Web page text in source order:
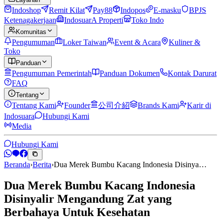
Indoshop Remit Kilat Pay88 Indopos E-masku
BPJS
Ketenagakerjaan
IndosuarA Properti Toko Indo
Komunitas
Pengumuman Loker Taiwan Event & Acara
Kuliner &
Toko
Panduan
Pengumuman Pemerintah Panduan Dokumen
Kontak Darurat
FAQ
Tentang
Tentang Kami Founder 公司介紹 Brands Kami
Karir di
Indosuara
Hubungi Kami
Media
Hubungi Kami
Beranda›Berita›Dua Merek Bumbu Kacang Indonesia Disinya…
Dua Merek Bumbu Kacang Indonesia
Disinyalir Mengandung Zat yang
Berbahaya Untuk Kesehatan